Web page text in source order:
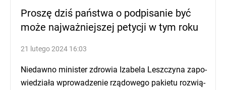
Proszę dziś państwa o podpisanie być
może najważniejszej petycji w tym roku
21 lutego 2024 16:03
Nie­daw­no mi­ni­ster zdro­wia Iza­be­la Lesz­czy­na za­po­
wie­dzia­ła wpro­wa­dze­nie rzą­do­we­go pa­kie­tu roz­wią­